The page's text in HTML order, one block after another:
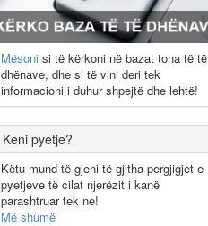
Mësoni si të kërkoni në bazat tona të të
dhënave, dhe si të vini deri tek
informacioni i duhur shpejtë dhe lehtë!
Keni pyetje?
Këtu mund të gjeni të gjitha pergjigjet e
pyetjeve të cilat njerëzit i kanë
parashtruar tek ne!
Më shumë